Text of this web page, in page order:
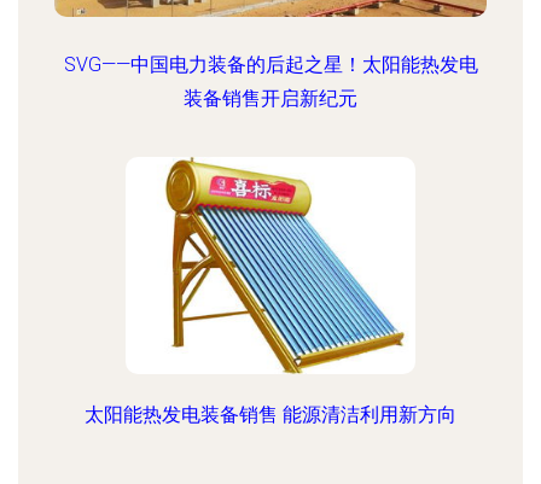
SVG——中国电力装备的后起之星！太阳能热发电
装备销售开启新纪元
太阳能热发电装备销售 能源清洁利用新方向